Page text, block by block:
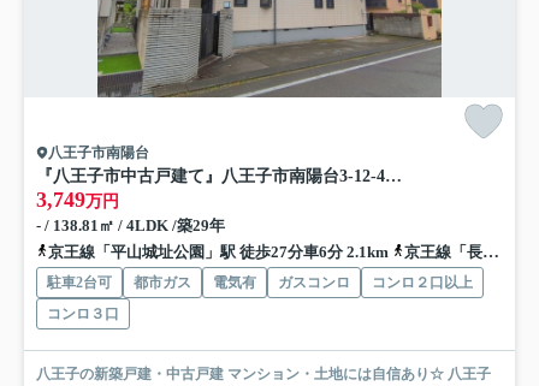
八王子市南陽台
『八王子市中古戸建て』八王子市南陽台3-12-4【仲介手数料無料】 八王子市南陽台
3,749万円
- / 138.81㎡ / 4LDK /築29年
京王線「平山城址公園」駅 徒歩27分車6分 2.1km
京王線「長沼」駅 徒歩26分
駐車2台可 都市ガス 電気有 ガスコンロ
コンロ２口以上
コンロ３口
八王子の新築戸建・中古戸建 マンション・土地には自信あり☆ 八王子